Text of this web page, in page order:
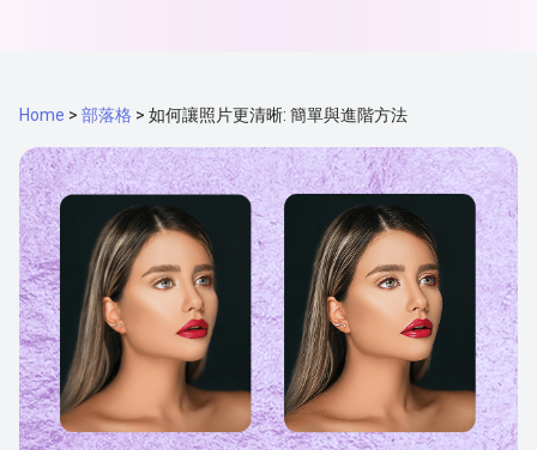
Home > 部落格 > 如何讓照片更清晰: 簡單與進階方法